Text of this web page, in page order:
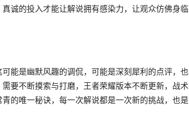
诚的投入才能让解说拥有感染力，让观众仿佛身临
能是幽默风趣的调侃，可能是深刻犀利的点评，也
要不断摸索与打磨，王者荣耀版本不断更新，战术
的唯一秘诀，每一次解说都是一次新的挑战，也是